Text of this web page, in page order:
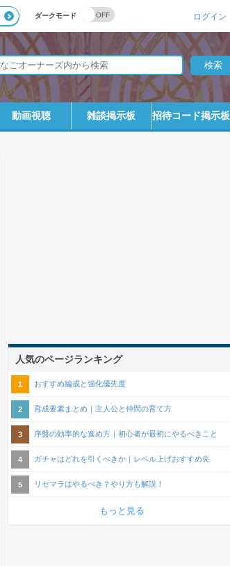
ダークモード ログイン
動画視聴 雑談掲示板 招待コード掲示板
人気のページランキング
おすすめ編成と強化優先度
育成要素まとめ｜主人公と仲間の育て方
序盤の効率的な進め方｜初心者が最初にやるべきこと
ガチャはどれを引くべきか｜レベル上げおすすめ先
リセマラはやるべき？やり方も解説！
もっと見る